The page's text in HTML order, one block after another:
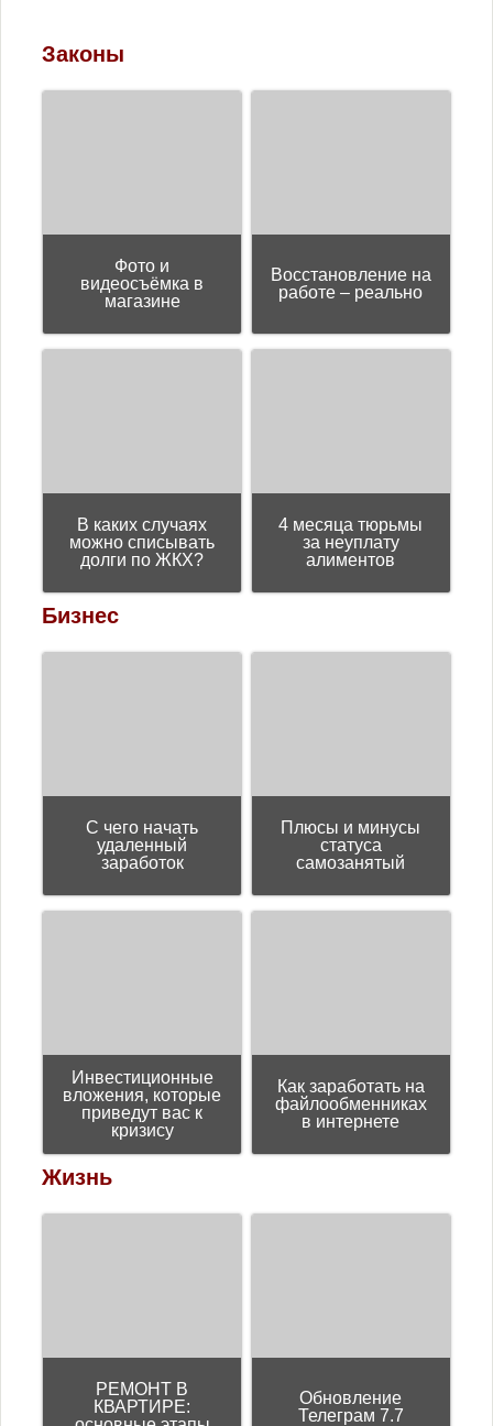
Законы
Фото и
видеосъёмка в
магазине
Восстановление на
работе – реально
В каких случаях
можно списывать
долги по ЖКХ?
4 месяца тюрьмы
за неуплату
алиментов
Бизнес
С чего начать
удаленный
заработок
Плюсы и минусы
статуса
самозанятый
Инвестиционные
вложения, которые
приведут вас к
кризису
Как заработать на
файлообменниках
в интернете
Жизнь
РЕМОНТ В
КВАРТИРЕ:
Обновление
Телеграм 7.7